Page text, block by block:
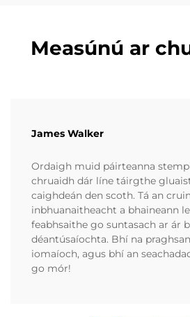
Measúnú ar
James Walker
Ordaigh muid páirteanna
chruaidh dár líne táirgthe
caighdeán den scoth. Tá an
inbhuanaitheacht a bhaineann
feabhsaithe go suntasach ar ár
déantúsaíochta. Bhí na
iomaíoch, agus bhí an
go mór!